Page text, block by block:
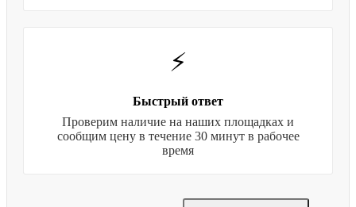
⚡
Быстрый ответ
Проверим наличие на наших площадках и
сообщим цену в течение 30 минут в рабочее
время